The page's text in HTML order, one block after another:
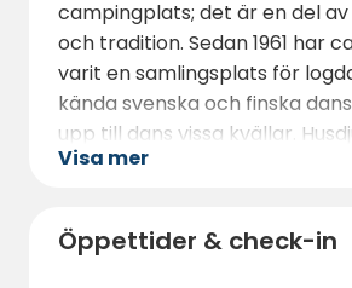
campingplats; det är en del
och tradition. Sedan 1961 har
varit en samlingsplats för
kända svenska och finska
upp till dans vissa kvällar.
välkomna, vilket gör det till en
garantera din plats och få den
upplevelsen, rekommenderas
Visa mer
Öppettider & check-in